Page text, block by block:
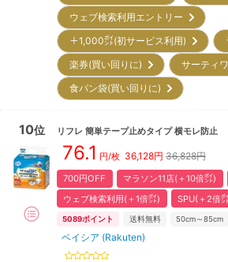
ウェブ検索利用エントリー
＋1,000㌽(初サービス利用)
楽券(買い回りに)
サーティ
食パン袋(買い回りに)
10位 リフレ 簡単テープ止めタイプ 横モレ防止
76.1 円/枚 36,128円 36,828円
700円OFF マラソン11店(＋10倍㌽)
ウェブ検索利用(＋1倍㌽)
SPU(＋2倍
5089ポイント 送料無料 50cm～85cm
ベイシア (Rakuten)